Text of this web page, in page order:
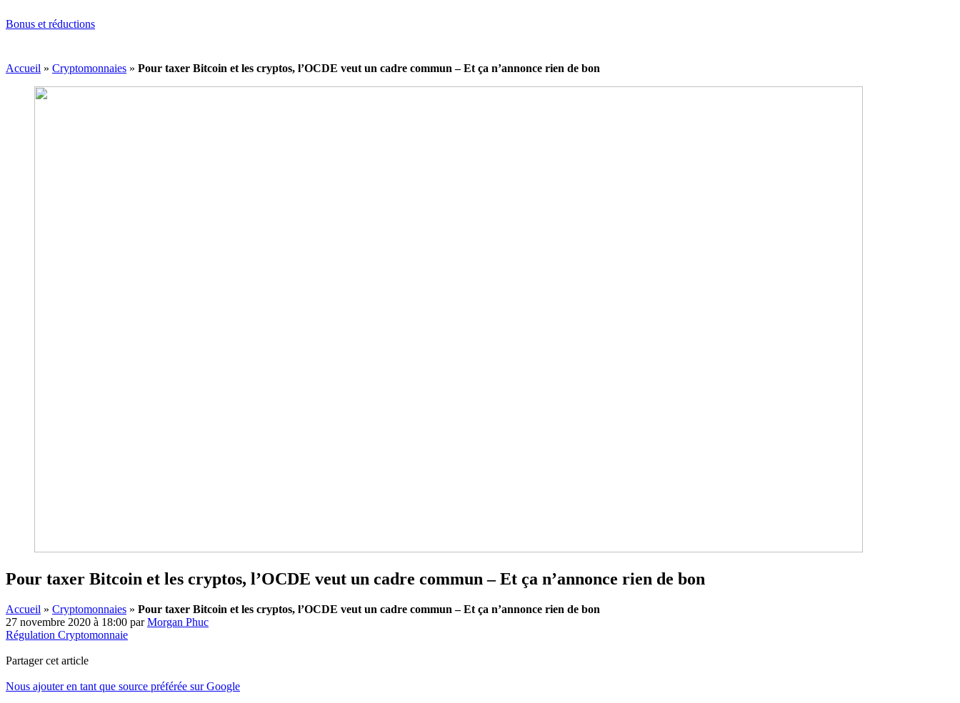
Bonus et réductions
Accueil » Cryptomonnaies » Pour taxer Bitcoin et les cryptos, l’OCDE veut un cadre commun – Et ça n’annonce rien de bon
Pour taxer Bitcoin et les cryptos, l’OCDE veut un cadre commun – Et ça n’annonce rien de bon
Accueil » Cryptomonnaies » Pour taxer Bitcoin et les cryptos, l’OCDE veut un cadre commun – Et ça n’annonce rien de bon
27 novembre 2020 à 18:00 parMorgan Phuc
Régulation Cryptomonnaie
Partager cet article
Nous ajouter en tant que source préférée sur Google